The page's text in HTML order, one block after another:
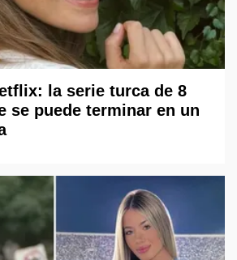
la serie turca de 8
se puede terminar en un